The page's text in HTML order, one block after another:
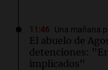
11:46 Una mañana
El abuelo de
detenciones:
implicados"